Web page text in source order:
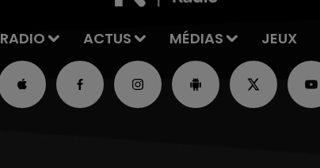
RADIO ACTUS MÉDIAS JEUX